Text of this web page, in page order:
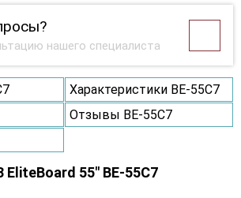
нашего специалиста
Характеристики BE-55C7
Отзывы BE-55C7
EliteBoard 55" BE-55C7